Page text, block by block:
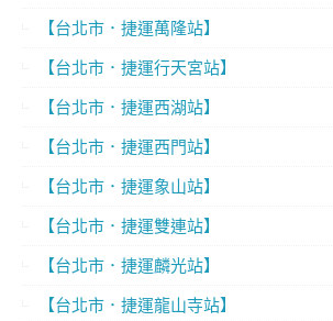
【台北市．捷運萬隆站】
【台北市．捷運行天宮站】
【台北市．捷運西湖站】
【台北市．捷運西門站】
【台北市．捷運象山站】
【台北市．捷運雙連站】
【台北市．捷運麟光站】
【台北市．捷運龍山寺站】